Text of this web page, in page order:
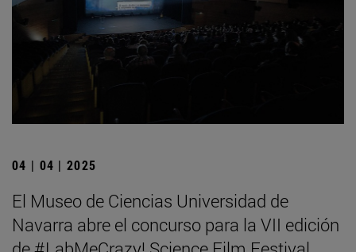
04 | 04 | 2025
El Museo de Ciencias Universidad de
Navarra abre el concurso para la VII edición